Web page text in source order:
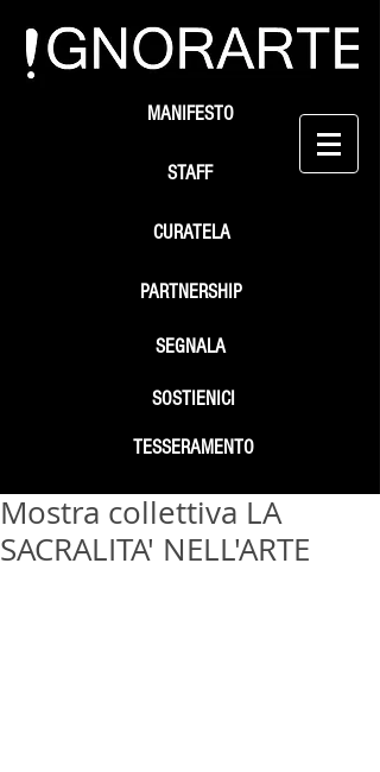
STAFF
SEGNALA
SOSTIENICI
MANIFESTO
PARTNERSHIP
TESSERAMENTO
CURATELA
Mostra collettiva LA
SACRALITA' NELL'ARTE